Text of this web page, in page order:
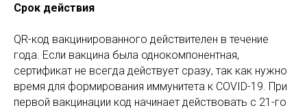
Срок действия
QR-код вакцинированного действителен в течение
года. Если вакцина была однокомпонентная,
сертификат не всегда действует сразу, так как нужно
время для формирования иммунитета к COVID-19. При
первой вакцинации код начинает действовать с 21-го